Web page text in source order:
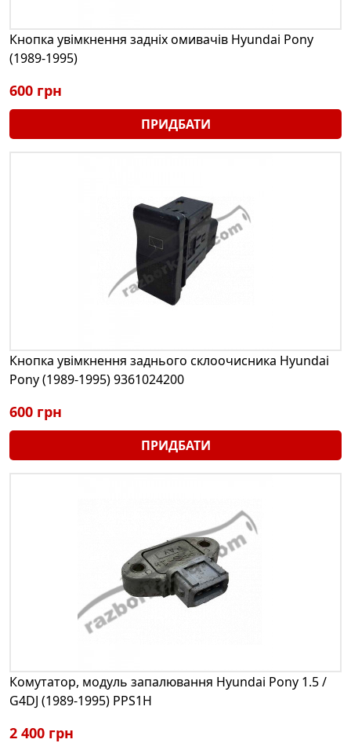
Кнопка увімкнення задніх омивачів Hyundai Pony
(1989-1995)
600 грн
ПРИДБАТИ
Кнопка увімкнення заднього склоочисника Hyundai
Pony (1989-1995) 9361024200
600 грн
ПРИДБАТИ
Комутатор, модуль запалювання Hyundai Pony 1.5 /
G4DJ (1989-1995) PPS1H
2 400 грн